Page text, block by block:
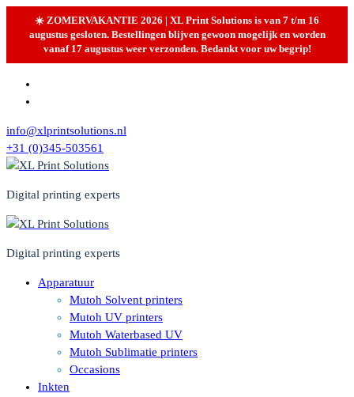
☀️ ZOMERVAKANTIE 2026 | XL Print Solutions is van 7 t/m 16
augustus gesloten. Bestellingen blijven gewoon mogelijk en worden
vanaf 17 augustus weer verzonden. Bedankt voor uw begrip!
Skip
info@xlprintsolutions.nl
+31 (0)345-503561
Digital printing experts
Digital printing experts
Apparatuur
Mutoh Solvent printers
Mutoh UV printers
Mutoh Waterbased UV
Mutoh Sublimatie printers
Occasions
Inkten